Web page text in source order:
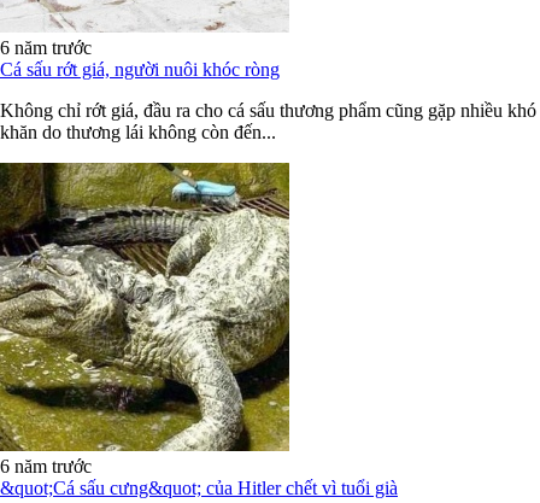
6 năm trước
Cá sấu rớt giá, người nuôi khóc ròng
Không chỉ rớt giá, đầu ra cho cá sấu thương phẩm cũng gặp nhiều khó
khăn do thương lái không còn đến...
6 năm trước
&quot;Cá sấu cưng&quot; của Hitler chết vì tuổi già